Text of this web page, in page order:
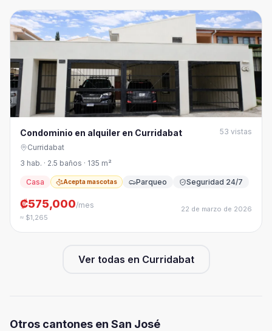
Condominio en alquiler en Curridabat 53 vistas
Curridabat
3 hab. · 2.5 baños · 135 m²
Casa Acepta mascotas Parqueo Seguridad 24/7
₡575,000/mes
≈ $1,265
22 de marzo de 2026
Ver todas en Curridabat
Otros cantones en San José